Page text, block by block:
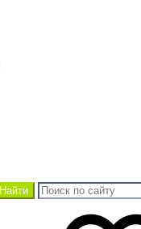
Найти